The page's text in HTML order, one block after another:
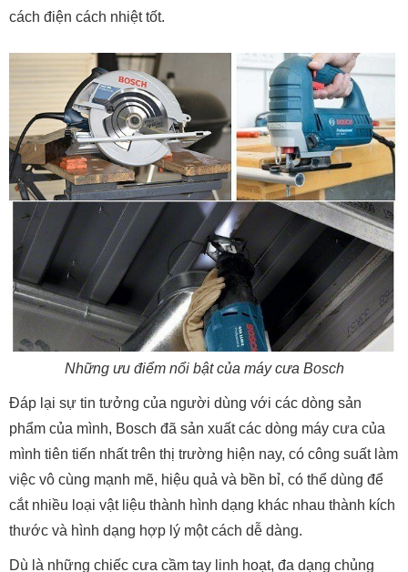
cách điện cách nhiệt tốt.
Những ưu điểm nổi bật của máy cưa Bosch
Đáp lại sự tin tưởng của người dùng với các dòng sản
phẩm của mình, Bosch đã sản xuất các dòng máy cưa của
mình tiên tiến nhất trên thị trường hiện nay, có công suất làm
việc vô cùng mạnh mẽ, hiệu quả và bền bỉ, có thể dùng để
cắt nhiều loại vật liệu thành hình dạng khác nhau thành kích
thước và hình dạng hợp lý một cách dễ dàng.
Dù là những chiếc cưa cầm tay linh hoạt, đa dạng chủng